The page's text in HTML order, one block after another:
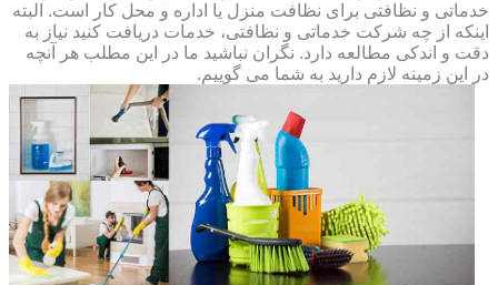
خدماتی و نظافتی برای نظافت منزل یا اداره و محل کار است. البته
اینکه از چه شرکت خدماتی و نظافتی، خدمات دریافت کنید نیاز به
دقت و اندکی مطالعه دارد. نگران نباشید ما در این مطلب هر آنچه
در این زمینه لازم دارید به شما می گوییم.